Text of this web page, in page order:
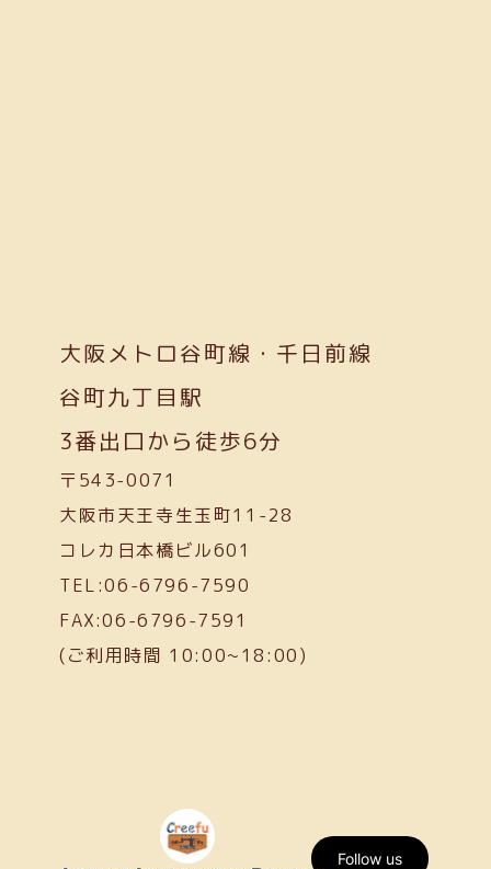
大阪メトロ谷町線・千日前線
谷町九丁目駅
3番出口から徒歩6分
〒543-0071
大阪市天王寺生玉町11-28
コレカ日本橋ビル601
TEL:06-6796-7590
FAX:06-6796-7591
(ご利用時間 10:00~18:00)